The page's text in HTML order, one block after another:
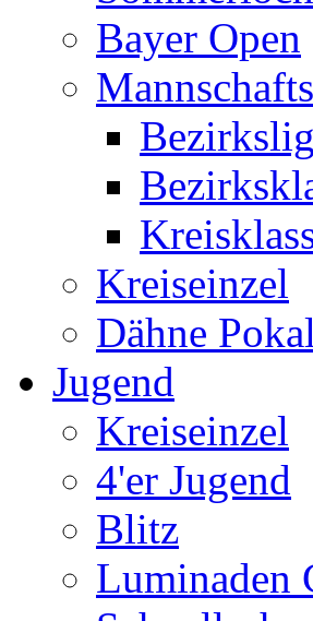
Bayer Open
Kreiseinzel
Dähne Pokal
Jugend
Kreiseinzel
4'er Jugend
Blitz
Luminaden